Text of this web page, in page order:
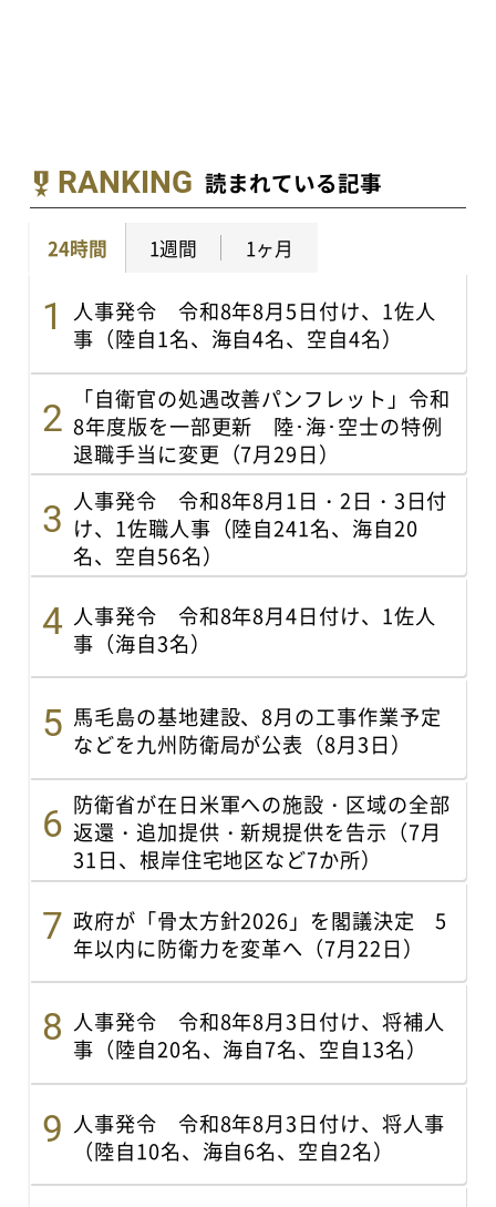
RANKING 読まれている記事
24時間 1週間 1ヶ月
人事発令 令和8年8月5日付け、1佐人
事（陸自1名、海自4名、空自4名）
「自衛官の処遇改善パンフレット」令和
8年度版を一部更新 陸･海･空士の特例
退職手当に変更（7月29日）
人事発令 令和8年8月1日・2日・3日付
け、1佐職人事（陸自241名、海自20
名、空自56名）
人事発令 令和8年8月4日付け、1佐人
事（海自3名）
馬毛島の基地建設、8月の工事作業予定
などを九州防衛局が公表（8月3日）
防衛省が在日米軍への施設・区域の全部
返還・追加提供・新規提供を告示（7月
31日、根岸住宅地区など7か所）
政府が「骨太方針2026」を閣議決定 5
年以内に防衛力を変革へ（7月22日）
人事発令 令和8年8月3日付け、将補人
事（陸自20名、海自7名、空自13名）
人事発令 令和8年8月3日付け、将人事
（陸自10名、海自6名、空自2名）